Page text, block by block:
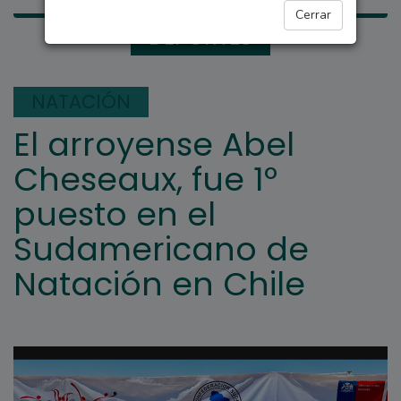
Cerrar
DEPORTES
El arroyense Abel
Cheseaux, fue 1º
puesto en el
Sudamericano de
Natación en Chile